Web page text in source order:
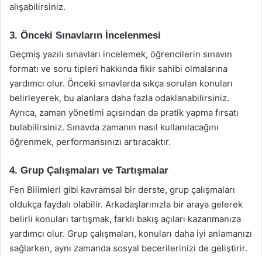
alışabilirsiniz.
3. Önceki Sınavların İncelenmesi
Geçmiş yazılı sınavları incelemek, öğrencilerin sınavın
formatı ve soru tipleri hakkında fikir sahibi olmalarına
yardımcı olur. Önceki sınavlarda sıkça sorulan konuları
belirleyerek, bu alanlara daha fazla odaklanabilirsiniz.
Ayrıca, zaman yönetimi açısından da pratik yapma fırsatı
bulabilirsiniz. Sınavda zamanın nasıl kullanılacağını
öğrenmek, performansınızı artıracaktır.
4. Grup Çalışmaları ve Tartışmalar
Fen Bilimleri gibi kavramsal bir derste, grup çalışmaları
oldukça faydalı olabilir. Arkadaşlarınızla bir araya gelerek
belirli konuları tartışmak, farklı bakış açıları kazanmanıza
yardımcı olur. Grup çalışmaları, konuları daha iyi anlamanızı
sağlarken, aynı zamanda sosyal becerilerinizi de geliştirir.